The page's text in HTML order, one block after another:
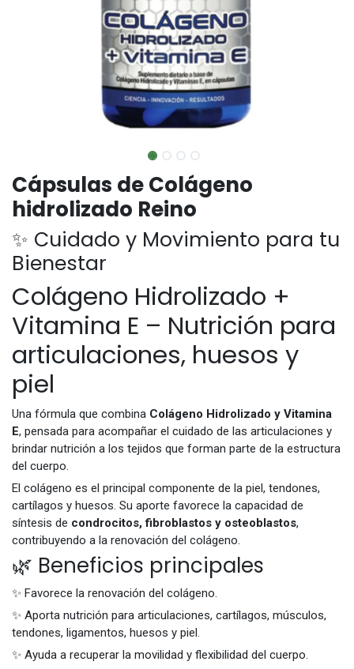
Cápsulas de Colágeno
hidrolizado Reino
✨ Cuidado y Movimiento para tu
Bienestar
Colágeno Hidrolizado +
Vitamina E – Nutrición para
articulaciones, huesos y
piel
Una fórmula que combina Colágeno Hidrolizado y Vitamina
E, pensada para acompañar el cuidado de las articulaciones y
brindar nutrición a los tejidos que forman parte de la estructura
del cuerpo.
El colágeno es el principal componente de la piel, tendones,
cartílagos y huesos. Su aporte favorece la capacidad de
síntesis de condrocitos, fibroblastos y osteoblastos,
contribuyendo a la renovación del colágeno.
🌿 Beneficios principales
✨ Favorece la renovación del colágeno.
✨ Aporta nutrición para articulaciones, cartílagos, músculos,
tendones, ligamentos, huesos y piel.
✨ Ayuda a recuperar la movilidad y flexibilidad del cuerpo.